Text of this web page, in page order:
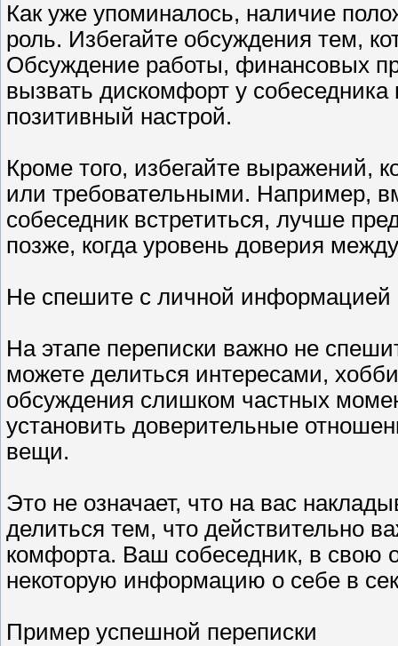
Как уже упоминалось, наличие
роль. Избегайте обсуждения тем,
Обсуждение работы, финансовых
вызвать дискомфорт у
позитивный настрой.
Кроме того, избегайте выражений,
или требовательными. Например,
собеседник встретиться, лучше
позже, когда уровень доверия
Не спешите с личной информацией
На этапе переписки важно не
можете делиться интересами,
обсуждения слишком частных
установить доверительные
вещи.
Это не означает, что на вас
делиться тем, что действительно
комфорта. Ваш собеседник, в свою
некоторую информацию о себе в
Пример успешной переписки